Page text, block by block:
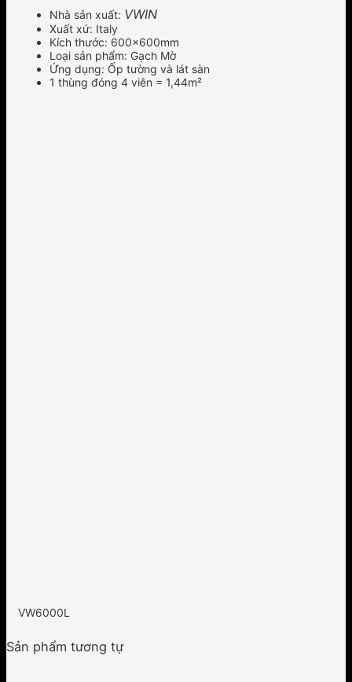
Nhà sản xuất: VWIN
Xuất xứ: Italy
Kích thước: 600x600mm
Loại sản phẩm: Gạch Mờ
Ứng dụng: Ốp tường và lát sàn
1 thùng đóng 4 viên = 1,44m²
VW6000L
Sản phẩm tương tự